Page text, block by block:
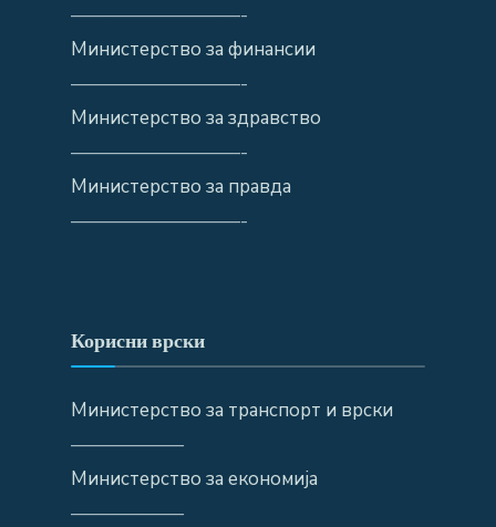
—————————-
Министерство за финансии
—————————-
Министерство за здравство
—————————-
Министерство за правда
—————————-
Корисни врски
Министерство за транспорт и врски
——————
Министерство за економија
——————